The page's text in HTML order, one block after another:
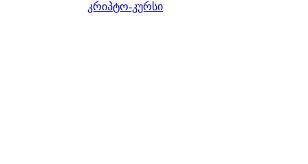
კრიპტო-კურსი